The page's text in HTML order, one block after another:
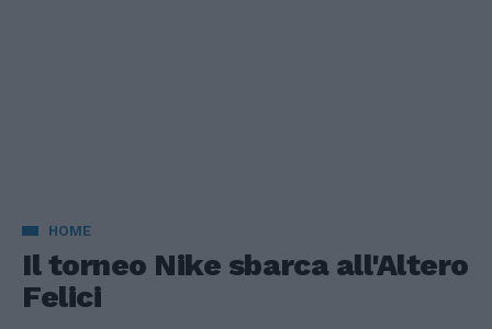
HOME
Il torneo Nike sbarca all'Altero
Felici